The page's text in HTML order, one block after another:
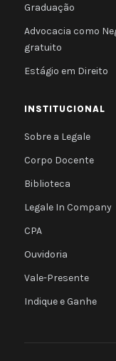
Graduação
Advocacia como
gratuito
Estágio em Direito
INSTITUCIONAL
Sobre a Legale
Corpo Docente
Biblioteca
Legale In Company
CPA
Ouvidoria
Vale-Presente
Indique e Ganhe